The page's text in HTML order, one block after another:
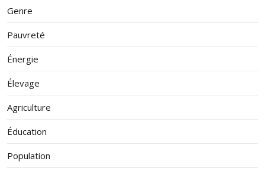
Genre
Pauvreté
Énergie
Élevage
Agriculture
Éducation
Population